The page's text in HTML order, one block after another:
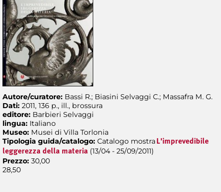
Autore/curatore: Bassi R.; Biasini Selvaggi C.; Massafra M. G.
Dati: 2011, 136 p., ill., brossura
editore: Barbieri Selvaggi
lingua: Italiano
Museo: Musei di Villa Torlonia
Tipologia guida/catalogo: Catalogo mostra L'imprevedibile
leggerezza della materia (13/04 - 25/09/2011)
Prezzo: 30,00
28,50